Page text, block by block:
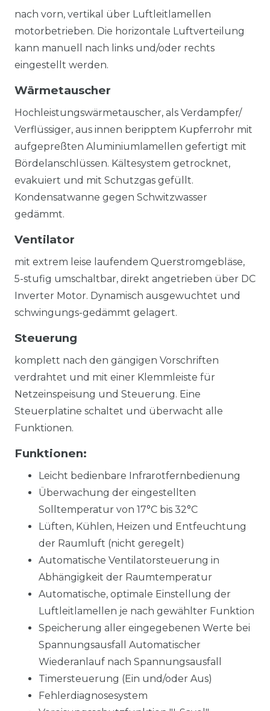
nach vorn, vertikal über Luftleitlamellen
motorbetrieben. Die horizontale Luftverteilung
kann manuell nach links und/oder rechts
eingestellt werden.
Wärmetauscher
Hochleistungswärmetauscher, als Verdampfer/
Verflüssiger, aus innen beripptem Kupferrohr mit
aufgepreßten Aluminiumlamellen gefertigt mit
Bördelanschlüssen. Kältesystem getrocknet,
evakuiert und mit Schutzgas gefüllt.
Kondensatwanne gegen Schwitzwasser
gedämmt.
Ventilator
mit extrem leise laufendem Querstromgebläse,
5-stufig umschaltbar, direkt angetrieben über DC
Inverter Motor. Dynamisch ausgewuchtet und
schwingungs-gedämmt gelagert.
Steuerung
komplett nach den gängigen Vorschriften
verdrahtet und mit einer Klemmleiste für
Netzeinspeisung und Steuerung. Eine
Steuerplatine schaltet und überwacht alle
Funktionen.
Funktionen:
Leicht bedienbare Infrarotfernbedienung
Überwachung der eingestellten
Solltemperatur von 17°C bis 32°C
Lüften, Kühlen, Heizen und Entfeuchtung
der Raumluft (nicht geregelt)
Automatische Ventilatorsteuerung in
Abhängigkeit der Raumtemperatur
Automatische, optimale Einstellung der
Luftleitlamellen je nach gewählter Funktion
Speicherung aller eingegebenen Werte bei
Spannungsausfall Automatischer
Wiederanlauf nach Spannungsausfall
Timersteuerung (Ein und/oder Aus)
Fehlerdiagnosesystem